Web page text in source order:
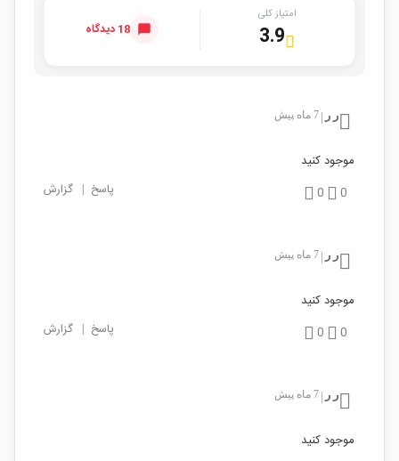
امتیاز کلی
3.9 18 دیدگاه
ر ر | 7 ماه پیش
موجود کنید
0
0 پاسخ | گزارش
ر ر | 7 ماه پیش
موجود کنید
0
0 پاسخ | گزارش
ر ر | 7 ماه پیش
موجود کنید